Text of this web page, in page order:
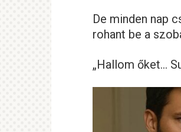
De minden nap
rohant be a
„Hallom őket…